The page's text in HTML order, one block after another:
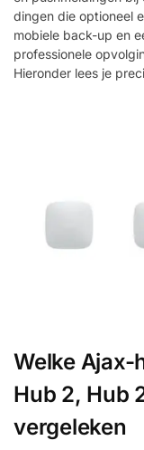
dingen die optioneel
mobiele back-up en
professionele
Hieronder lees je
Welke Ajax-
Hub 2, Hub
vergeleken